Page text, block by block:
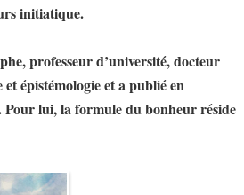
initiatique.
professeur d’université, docteur
épistémologie et a publié en
Pour lui, la formule du bonheur réside